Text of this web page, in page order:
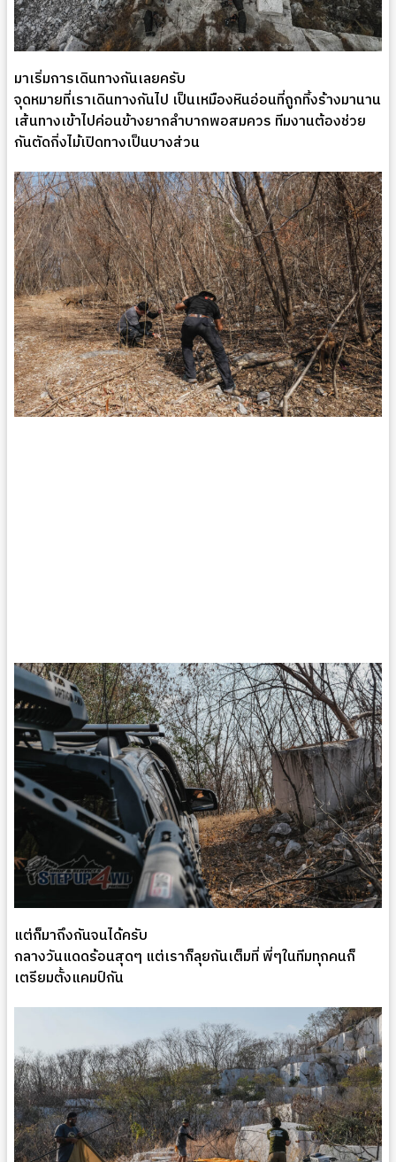
มาเริ่มการเดินทางกันเลยครับ
จุดหมายที่เราเดินทางกันไป เป็นเหมืองหินอ่อนที่ถูกทิ้งร้างมานาน
เส้นทางเข้าไปค่อนข้างยากลำบากพอสมควร ทีมงานต้องช่วย
กันตัดกิ่งไม้เปิดทางเป็นบางส่วน
แต่ก็มาถึงกันจนได้ครับ
กลางวันแดดร้อนสุดๆ แต่เราก็ลุยกันเต็มที่ พี่ๆในทีมทุกคนก็
เตรียมตั้งแคมป์กัน